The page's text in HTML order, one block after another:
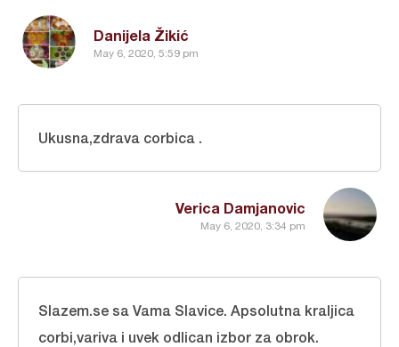
Danijela Žikić
May 6, 2020, 5:59 pm
Verica Damjanovic
May 6, 2020, 3:34 pm
Ukusna,zdrava corbica .
Slazem.se sa Vama Slavice. Apsolutna kraljica
corbi,variva i uvek odlican izbor za obrok.